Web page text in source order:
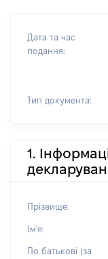
Дата та час
подання:
Тип документа:
1.
Прізвище:
Ім'я:
По батькові (за